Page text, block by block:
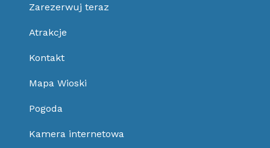
Zarezerwuj teraz
Atrakcje
Kontakt
Mapa Wioski
Pogoda
Kamera internetowa